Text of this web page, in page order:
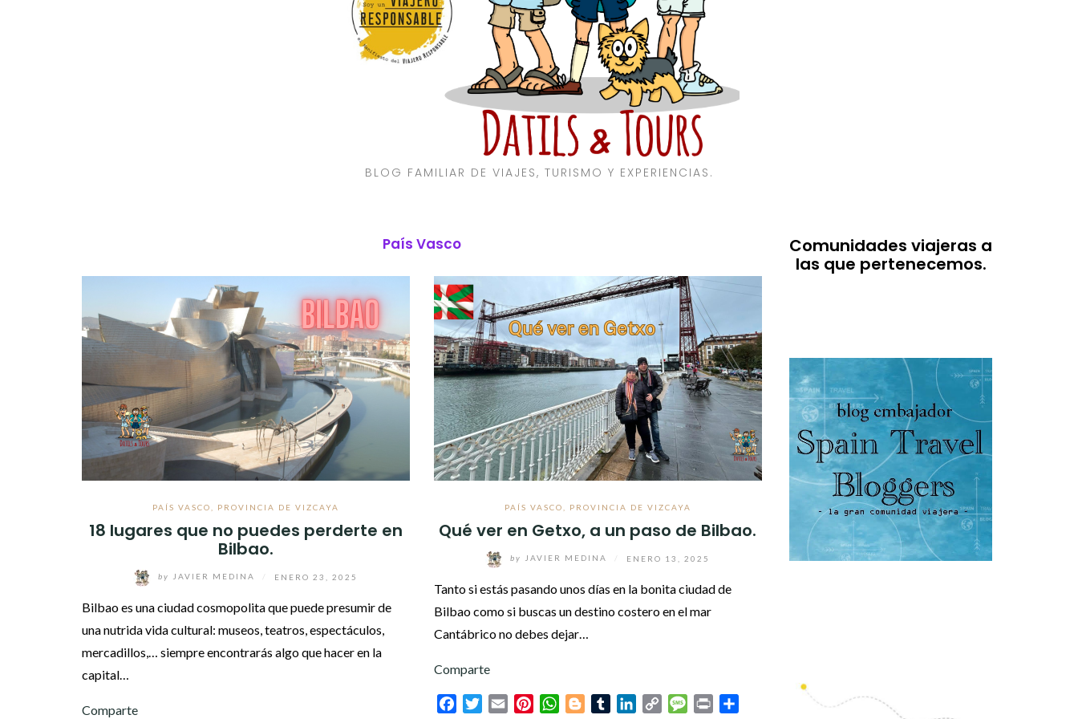
BLOG FAMILIAR DE VIAJES, TURISMO Y EXPERIENCIAS.
País Vasco
PAÍS VASCO PROVINCIA DE VIZCAYA
18 lugares que no puedes perderte en
Bilbao.
by JAVIER MEDINA ENERO 23, 2025
Bilbao es una ciudad cosmopolita que puede presumir de
una nutrida vida cultural: museos, teatros, espectáculos,
mercadillos,… siempre encontrarás algo que hacer en la
capital…
Comparte
PAÍS VASCO PROVINCIA DE VIZCAYA
Qué ver en Getxo, a un paso de Bilbao.
by JAVIER MEDINA ENERO 13, 2025
Tanto si estás pasando unos días en la bonita ciudad de
Bilbao como si buscas un destino costero en el mar
Cantábrico no debes dejar…
Comparte
FacebookTwitterEmail PinterestWhatsAppBloggerTumblrLinkedIn
Copy Message
Print
Comunidades viajeras a
las que pertenecemos.